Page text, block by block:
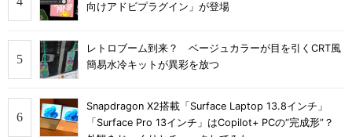
向けアドビプラグイン」が登場
レトロブーム到来？ ベージュカラーが目を引くCRT風
簡易水冷キットが異彩を放つ
Snapdragon X2搭載「Surface Laptop 13.8インチ」
「Surface Pro 13インチ」はCopilot+ PCの“完成形”？